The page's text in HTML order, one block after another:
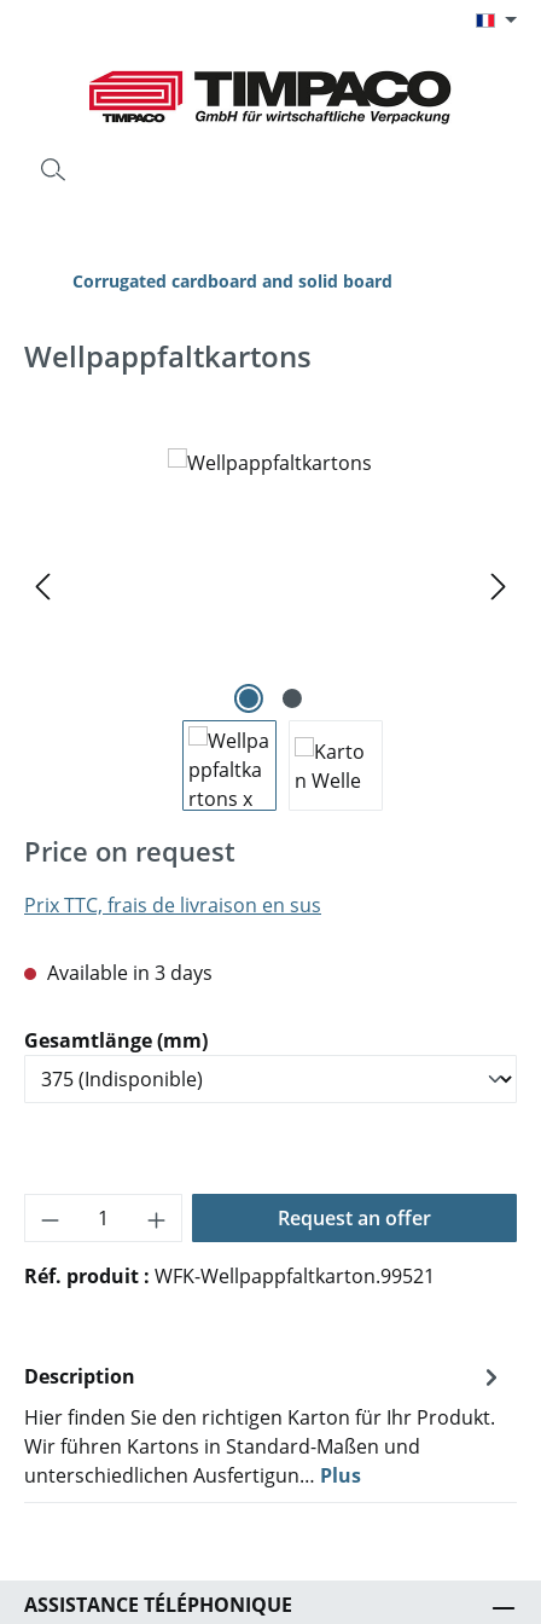
Corrugated cardboard and solid board
Wellpappfaltkartons
Ignorer la galerie d'images
Price on request
Prix TTC, frais de livraison en sus
Available in 3 days
Sélectionnez
Gesamtlänge (mm)
Quantité de produit : Entrez la
Request an offer
Réf. produit : WFK-Wellpappfaltkarton.99521
Description
Hier finden Sie den richtigen Karton für Ihr Produkt.
Wir führen Kartons in Standard-Maßen und
unterschiedlichen Ausfertigun… Plus
ASSISTANCE TÉLÉPHONIQUE